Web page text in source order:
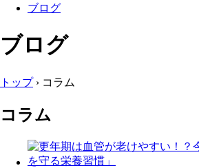
ブログ
ブログ
トップ› コラム
コラム